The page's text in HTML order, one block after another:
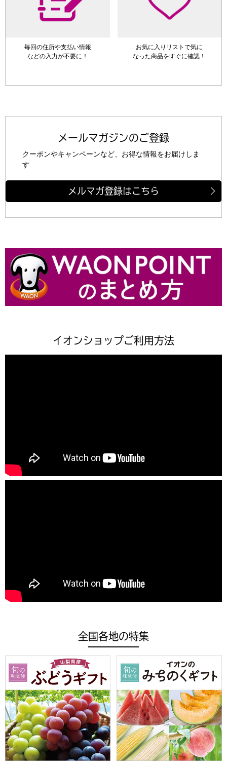
毎回の住所や支払い情報
などの入力が不要に！
お気に入りリストで気に
なった商品をすぐに確認！
メールマガジンのご登録
クーポンやキャンペーンなど、お得な情報をお届けしま
す
メルマガ登録はこちら
イオンショップご利用方法
全国各地の特集